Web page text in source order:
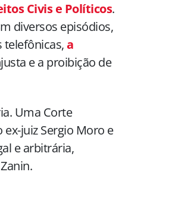
Civis e Políticos.
diversos episódios,
telefônicas,a
e a proibição de
Uma Corte
ex-juiz Sergio Moro e
e arbitrária,